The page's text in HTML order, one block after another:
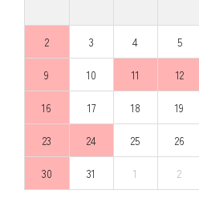
2 3 4 5
9 10 11 12
16 17 18 19
23 24 25 26
30 31 1 2